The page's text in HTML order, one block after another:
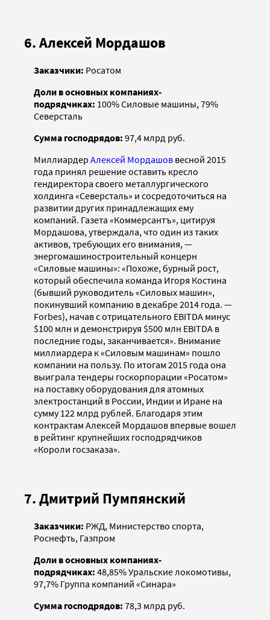
6. Алексей Мордашов
Заказчики: Росатом
Доли в основных компаниях-
подрядчиках: 100% Силовые машины, 79%
Северсталь
Сумма господрядов: 97,4 млрд руб.
Миллиардер Алексей Мордашов весной 2015
года принял решение оставить кресло
гендиректора своего металлургического
холдинга «Северсталь» и сосредоточиться на
развитии других принадлежащих ему
компаний. Газета «Коммерсантъ», цитируя
Мордашова, утверждала, что один из таких
активов, требующих его внимания, —
энергомашиностроительный концерн
«Силовые машины»: «Похоже, бурный рост,
который обеспечила команда Игоря Костина
(бывший руководитель «Силовых машин»,
покинувший компанию в декабре 2014 года. —
Forbes), начав с отрицательного EBITDA минус
$100 млн и демонстрируя $500 млн EBITDA в
последние годы, заканчивается». Внимание
миллиардера к «Силовым машинам» пошло
компании на пользу. По итогам 2015 года она
выиграла тендеры госкорпорации «Росатом»
на поставку оборудования для атомных
электростанций в России, Индии и Иране на
сумму 122 млрд рублей. Благодаря этим
контрактам Алексей Мордашов впервые вошел
в рейтинг крупнейших господрядчиков
«Короли госзаказа».
7. Дмитрий Пумпянский
Заказчики: РЖД, Министерство спорта,
Роснефть, Газпром
Доли в основных компаниях-
подрядчиках: 48,85% Уральские локомотивы,
97,7% Группа компаний «Синара»
Сумма господрядов: 78,3 млрд руб.